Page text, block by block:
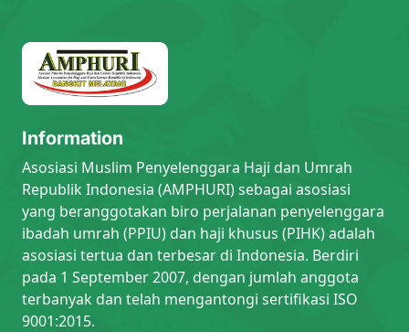
Information
Asosiasi Muslim Penyelenggara Haji dan Umrah
Republik Indonesia (AMPHURI) sebagai asosiasi
yang beranggotakan biro perjalanan penyelenggara
ibadah umrah (PPIU) dan haji khusus (PIHK) adalah
asosiasi tertua dan terbesar di Indonesia. Berdiri
pada 1 September 2007, dengan jumlah anggota
terbanyak dan telah mengantongi sertifikasi ISO
9001:2015.